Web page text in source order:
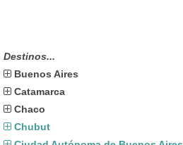
Destinos...
Buenos Aires
Catamarca
Chaco
Chubut